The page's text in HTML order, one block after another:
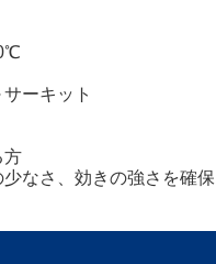
ーキット
方
なさ、効きの強さを確